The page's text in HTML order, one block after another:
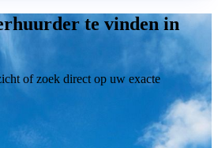
te vinden in
of zoek direct op uw exacte